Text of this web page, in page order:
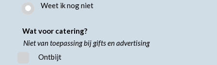
Weet ik nog niet
Wat voor catering?
Niet van toepassing bij gifts en advertising
Ontbijt